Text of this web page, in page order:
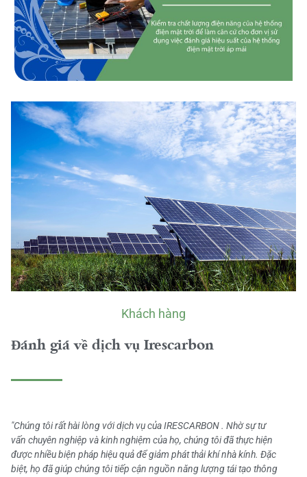
Khách hàng
Đánh giá về dịch vụ Irescarbon
"Chúng tôi rất hài lòng với dịch vụ của IRESCARBON . Nhờ sự tư
vấn chuyên nghiệp và kinh nghiệm của họ, chúng tôi đã thực hiện
được nhiều biện pháp hiệu quả để giảm phát thải khí nhà kính. Đặc
biệt, họ đã giúp chúng tôi tiếp cận nguồn năng lượng tái tạo thông